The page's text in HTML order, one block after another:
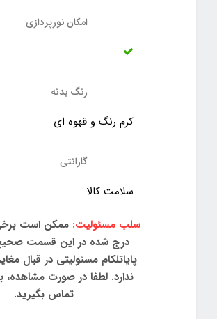
امکان نورپردازی
رنگ بدنه
کرم رنگ و قهوه ای
گارانتی
سلامت کالا
سلب مسئولیت: ممکن است
درج شده در این قسمت
پایاتلکام مسئولیتی در قبال
ندارد. لطفا در صورت مشاهده،
تماس بگیرید.